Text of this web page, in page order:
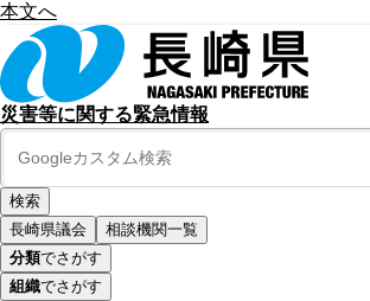
本文へ
災害等に関する緊急情報
長崎県議会
相談機関一覧
分類でさがす
組織でさがす